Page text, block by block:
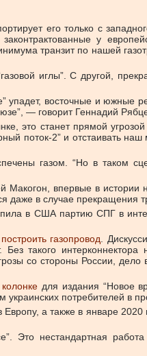
его только с
у
транзит по нашей
иглы”. С другой,
упадет, восточные и южные
— говорит Геннадий
это станет прямой угрозой
поток-2” и отстаивать
газом. “Но в таком
впервые в истории
в случае прекращения
в США партию СПГ в
газопровод
такого интерконнектора
со стороны России, дело
колонкедля издания “Новое
потребителей в
а также в январе 2020
Это нестандартная